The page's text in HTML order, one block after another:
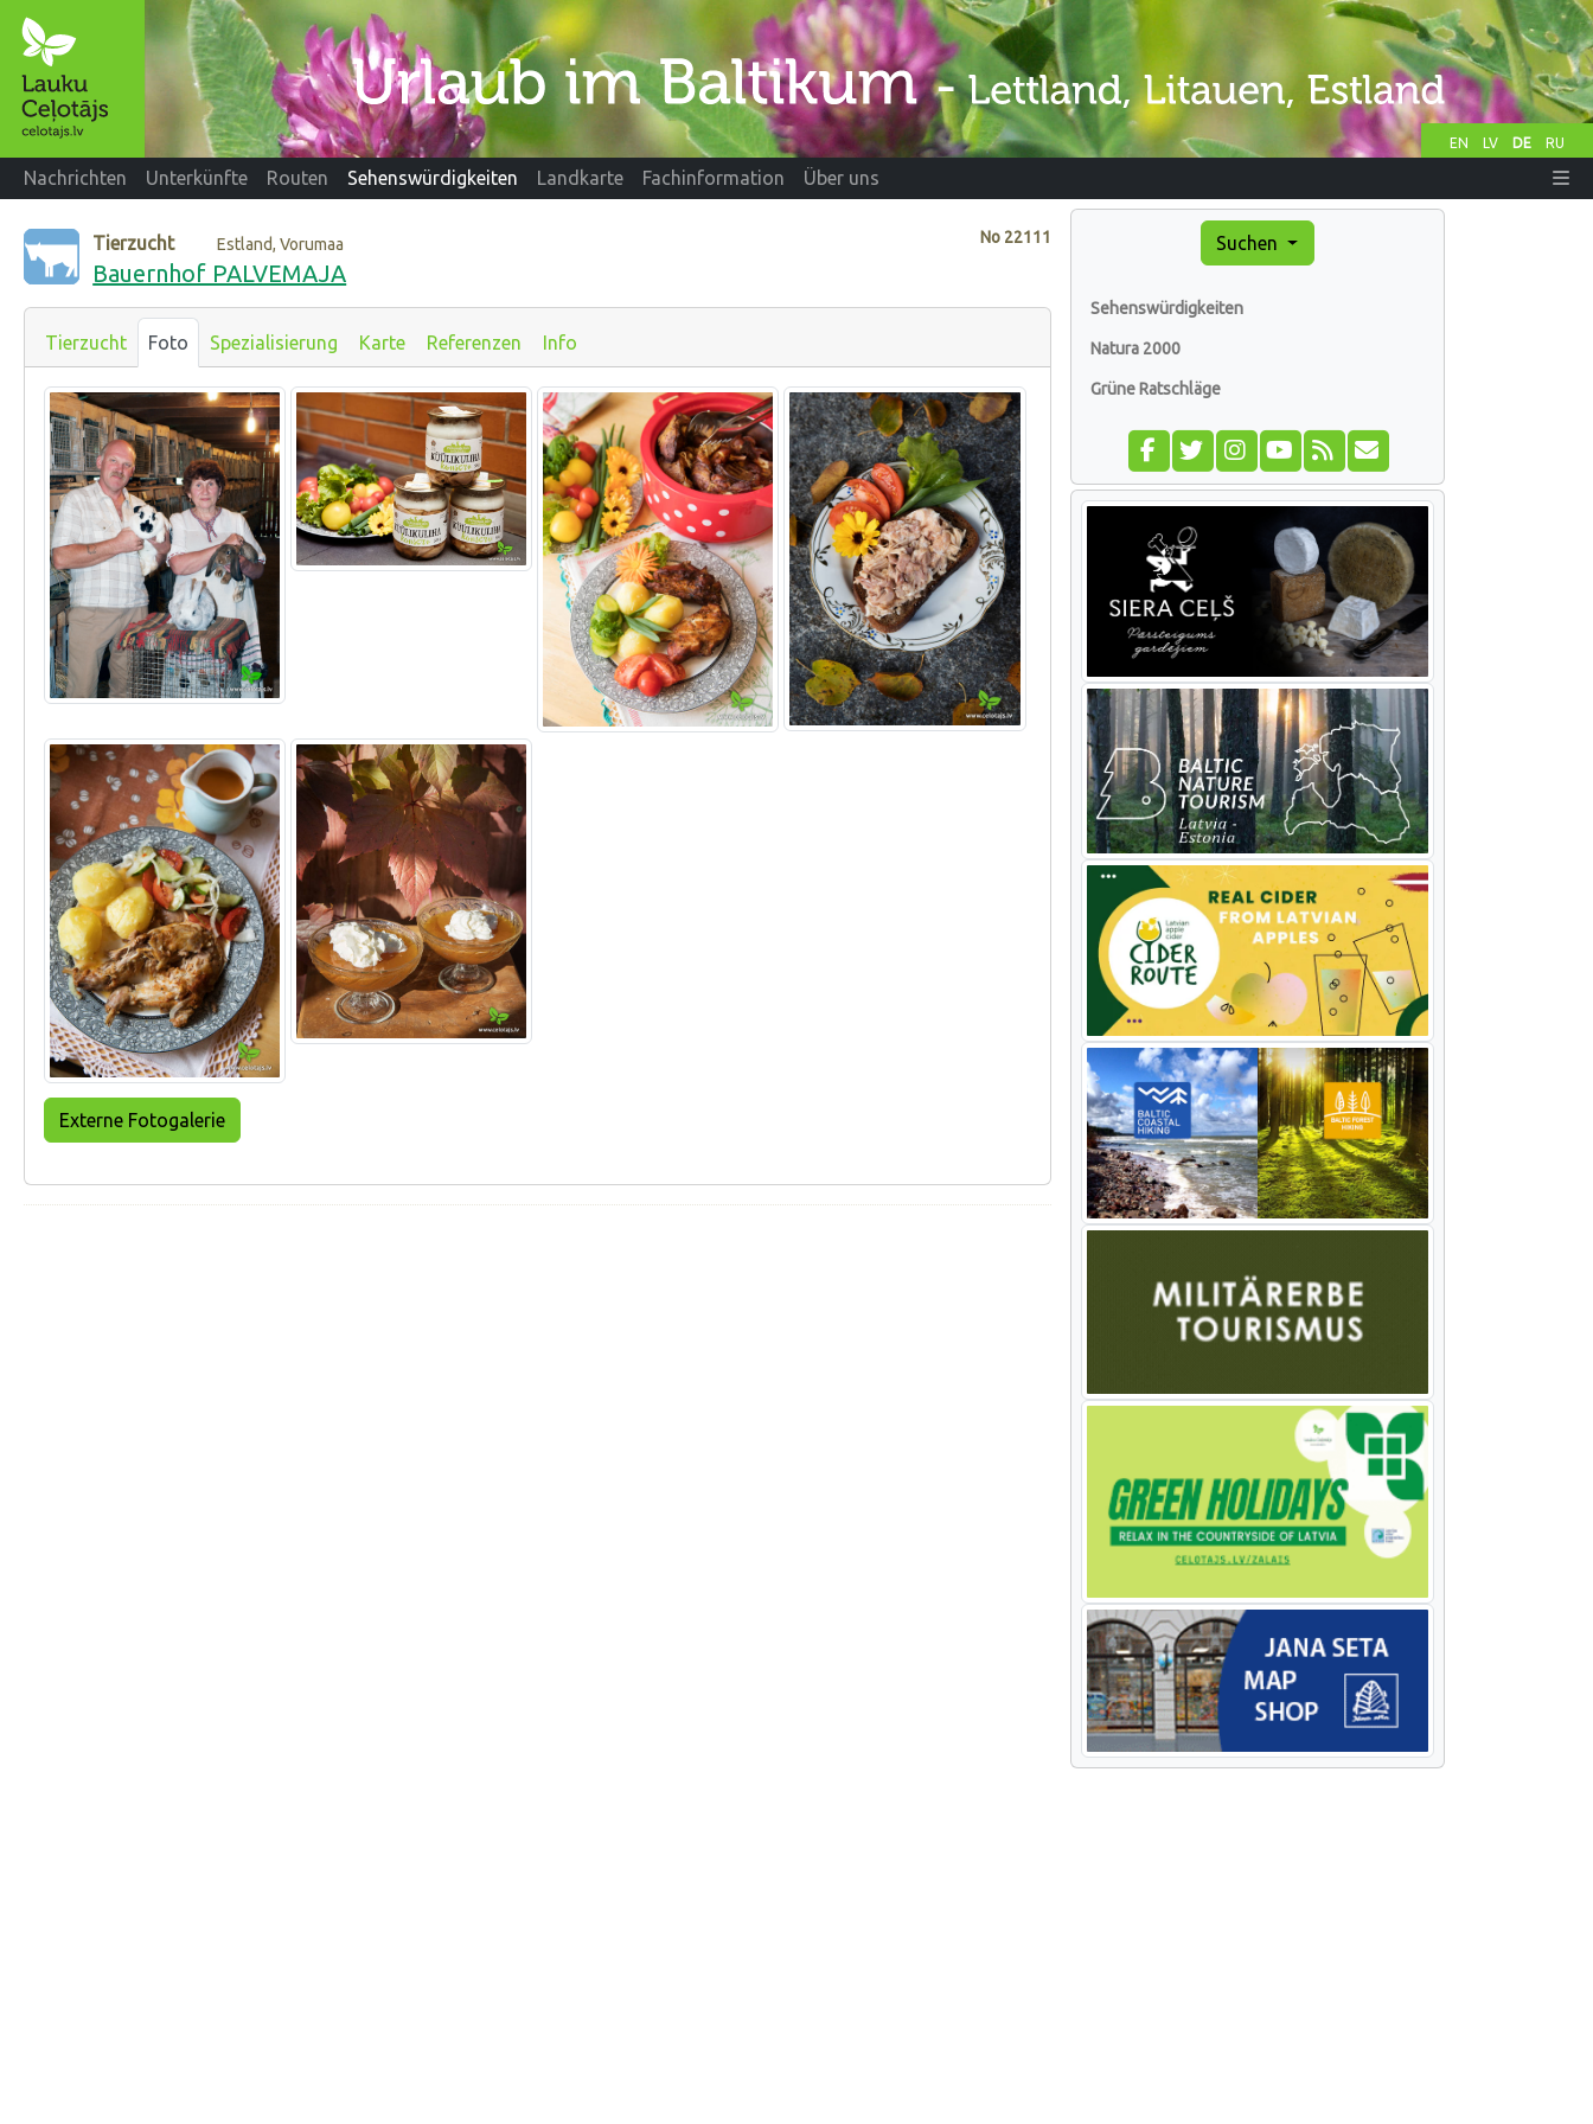
EN LV DE RU
Nachrichten Unterkünfte Routen Sehenswürdigkeiten Landkarte Fachinformation Über uns
No 22111
Tierzucht Estland, Vorumaa
Bauernhof PALVEMAJA
Tierzucht Foto Spezialisierung Karte Referenzen Info
Externe Fotogalerie
Suchen
Sehenswürdigkeiten
Natura 2000
Grüne Ratschläge